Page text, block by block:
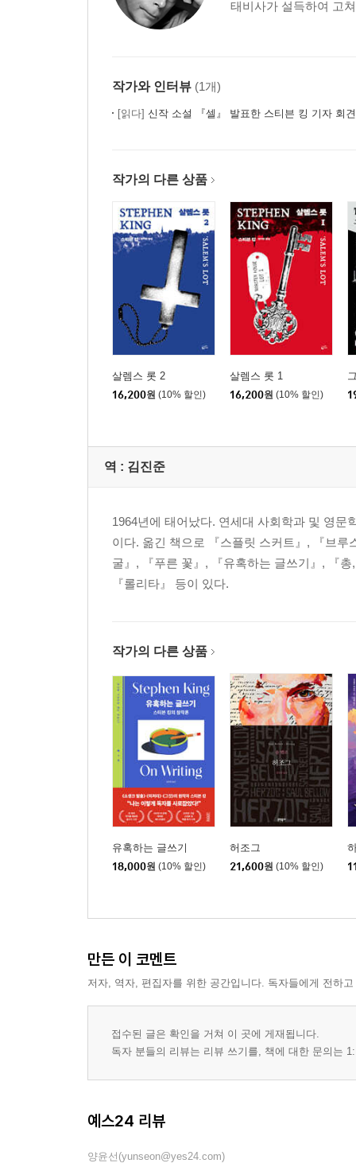
태비사가 설득하여 고
작가와 인터뷰 (1개)
[읽다] 신작 소설 『셀』 발표한 스티븐 킹 기자 회
작가의 다른 상품
살렘스 롯 2
16,200원 (10% 할인)
살렘스 롯 1
16,200원 (10% 할인)
역 : 김진준
1964년에 태어났다. 연세대 사회학과 및 영
이다. 옮긴 책으로 『스플릿 스커트』, 『브
굴』, 『푸른 꽃』, 『유혹하는 글쓰기』, 『
『롤리타』 등이 있다.
작가의 다른 상품
유혹하는 글쓰기
18,000원 (10% 할인)
허조그
21,600원 (10% 할인)
만든 이 코멘트
저자, 역자, 편집자를 위한 공간입니다. 독자들에게 전하
접수된 글은 확인을 거쳐 이 곳에 게재됩니다.
독자 분들의 리뷰는 리뷰 쓰기를, 책에 대한 문의는
예스24 리뷰
양윤선(yunseon@yes24.com)